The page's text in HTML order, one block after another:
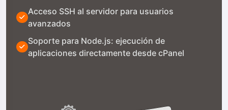
Acceso SSH al servidor para usuarios
avanzados
Soporte para Node.js: ejecución de
aplicaciones directamente desde cPanel